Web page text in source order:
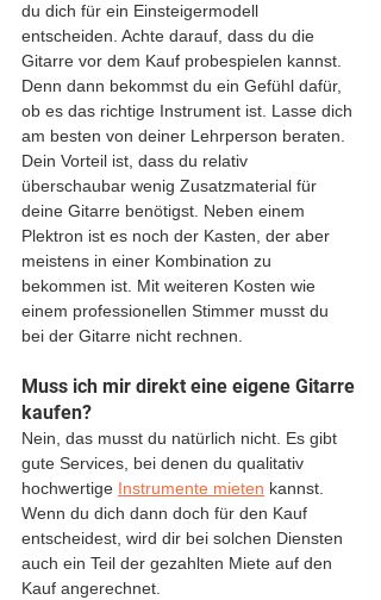
du dich für ein Einsteigermodell
entscheiden. Achte darauf, dass du die
Gitarre vor dem Kauf probespielen kannst.
Denn dann bekommst du ein Gefühl dafür,
ob es das richtige Instrument ist. Lasse dich
am besten von deiner Lehrperson beraten.
Dein Vorteil ist, dass du relativ
überschaubar wenig Zusatzmaterial für
deine Gitarre benötigst. Neben einem
Plektron ist es noch der Kasten, der aber
meistens in einer Kombination zu
bekommen ist. Mit weiteren Kosten wie
einem professionellen Stimmer musst du
bei der Gitarre nicht rechnen.
Muss ich mir direkt eine eigene Gitarre
kaufen?
Nein, das musst du natürlich nicht. Es gibt
gute Services, bei denen du qualitativ
hochwertige Instrumente mieten kannst.
Wenn du dich dann doch für den Kauf
entscheidest, wird dir bei solchen Diensten
auch ein Teil der gezahlten Miete auf den
Kauf angerechnet.